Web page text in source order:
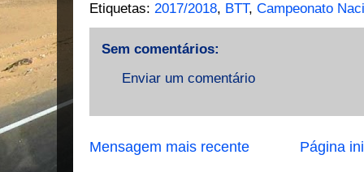
Etiquetas: 2017/2018, BTT, Campeonato
Sem comentários:
Enviar um comentário
Mensagem mais recente Página